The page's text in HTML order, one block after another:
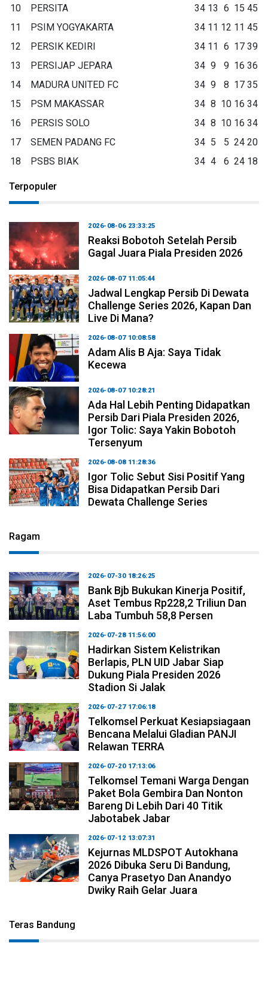
10 PERSITA 34 13 6 15 45
11
PSIM YOGYAKARTA 34 11 12 11 45
12
PERSIK KEDIRI 34 11 6 17 39
13
PERSIJAP JEPARA 34 9 9 16 36
14
MADURA UNITED FC 34 9 8 17 35
15
PSM MAKASSAR 34 8 10 16 34
16
PERSIS SOLO 34 8 10 16 34
17
SEMEN PADANG FC 34 5 5 24 20
18
PSBS BIAK 34 4 6 24 18
Terpopuler
2026-08-06 23:33:25
Reaksi Bobotoh Setelah Persib
Gagal Juara Piala Presiden 2026
2026-08-07 11:05:44
Jadwal Lengkap Persib Di Dewata
Challenge Series 2026, Kapan Dan
Live Di Mana?
2026-08-07 10:08:58
Adam Alis B Aja: Saya Tidak
Kecewa
2026-08-07 10:28:21
Ada Hal Lebih Penting Didapatkan
Persib Dari Piala Presiden 2026,
Igor Tolic: Saya Yakin Bobotoh
Tersenyum
2026-08-08 11:28:36
Igor Tolic Sebut Sisi Positif Yang
Bisa Didapatkan Persib Dari
Dewata Challenge Series
Ragam
2026-07-30 18:26:25
Bank Bjb Bukukan Kinerja Positif,
Aset Tembus Rp228,2 Triliun Dan
Laba Tumbuh 58,8 Persen
2026-07-28 11:56:00
Hadirkan Sistem Kelistrikan
Berlapis, PLN UID Jabar Siap
Dukung Piala Presiden 2026
Stadion Si Jalak
2026-07-27 17:06:18
Telkomsel Perkuat Kesiapsiagaan
Bencana Melalui Gladian PANJI
Relawan TERRA
2026-07-20 17:13:06
Telkomsel Temani Warga Dengan
Paket Bola Gembira Dan Nonton
Bareng Di Lebih Dari 40 Titik
Jabotabek Jabar
2026-07-12 13:07:31
Kejurnas MLDSPOT Autokhana
2026 Dibuka Seru Di Bandung,
Canya Prasetyo Dan Anandyo
Dwiky Raih Gelar Juara
Teras Bandung